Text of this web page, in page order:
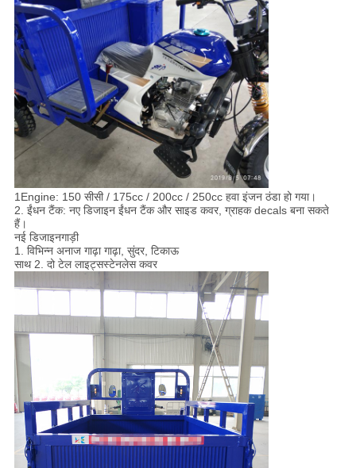
1Engine: 150 सीसी / 175cc / 200cc / 250cc हवा इंजन ठंडा हो गया।
2. ईंधन टैंक: नए डिजाइन ईंधन टैंक और साइड कवर, ग्राहक decals बना सकते
हैं।
नई डिजाइनगाड़ी
1. विभिन्न अनाज गाढ़ा गाढ़ा, सुंदर, टिकाऊ
साथ 2. दो टेल लाइट्सस्टेनलेस कवर